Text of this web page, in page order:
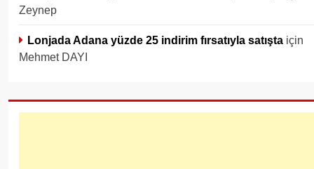
Zeynep
Lonjada Adana yüzde 25 indirim fırsatıyla satışta için
Mehmet DAYI